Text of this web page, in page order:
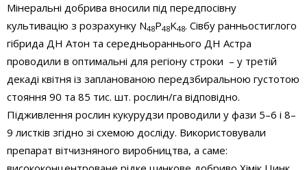
Мінеральні добрива вносили під передпосівну
культивацію з розрахунку N48P48K48. Сівбу ранньостиглого
гібрида ДН Атон та середньораннього ДН Астра
проводили в оптимальні для регіону строки – у третій
декаді квітня із запланованою передзбиральною густотою
стояння 90 та 85 тис. шт. рослин/га відповідно.
Підживлення рослин кукурудзи проводили у фази 5–6 і 8–
9 листків згідно зі схемою досліду. Використовували
препарат вітчизняного виробництва, а саме: